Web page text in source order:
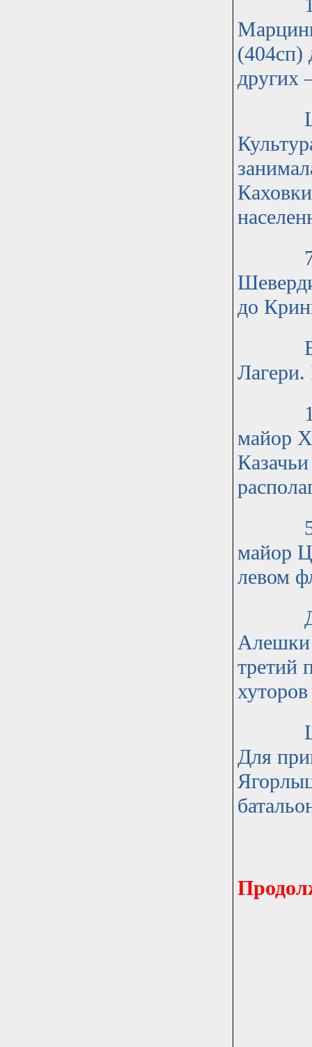
176
(404сп)
других
Штаб
74
до
150
майор
51
майор
левом
Два
Алешки
третий
Штаб
Для